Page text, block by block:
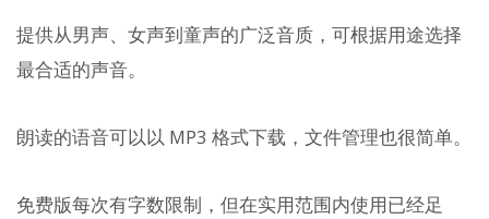
提供从男声、女声到童声的广泛音质，可根据用途选择
最合适的声音。
朗读的语音可以以 MP3 格式下载，文件管理也很简单。
免费版每次有字数限制，但在实用范围内使用已经足